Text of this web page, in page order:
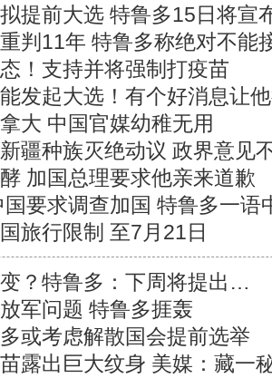
提前大选 特鲁多15日将宣
判11年 特鲁多称绝对不能
！支持并将强制打疫苗
发起大选！有个好消息让
大 中国官媒幼稚无用
疆种族灭绝动议 政界意见
加国总理要求他亲来道歉
要求调查加国 特鲁多一语
旅行限制 至7月21日
？特鲁多：下周将提出…
军问题 特鲁多捱轰
或考虑解散国会提前选举
露出巨大纹身 美媒：藏一